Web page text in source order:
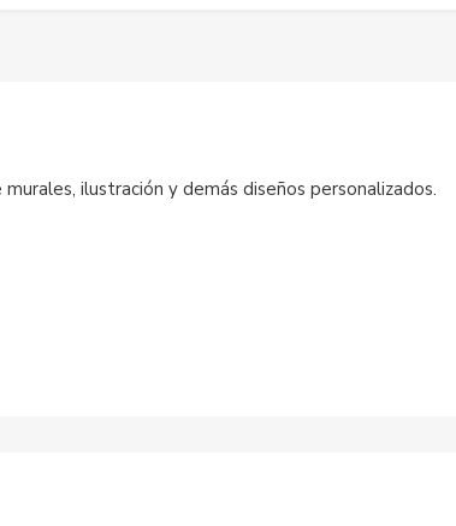
ilustración y demás diseños personalizados.